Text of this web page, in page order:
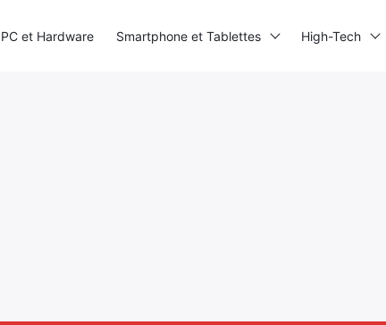
PC et Hardware Smartphone et Tablettes High-Tech